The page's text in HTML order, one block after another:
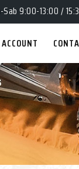
Sab 9:00-13:00 /
ACCOUNT